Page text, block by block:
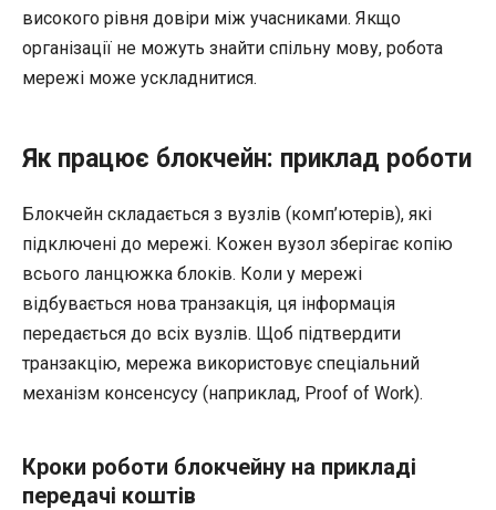
високого рівня довіри між учасниками. Якщо
організації не можуть знайти спільну мову, робота
мережі може ускладнитися.
Як працює блокчейн: приклад роботи
Блокчейн складається з вузлів (комп’ютерів), які
підключені до мережі. Кожен вузол зберігає копію
всього ланцюжка блоків. Коли у мережі
відбувається нова транзакція, ця інформація
передається до всіх вузлів. Щоб підтвердити
транзакцію, мережа використовує спеціальний
механізм консенсусу (наприклад, Proof of Work).
Кроки роботи блокчейну на прикладі
передачі коштів